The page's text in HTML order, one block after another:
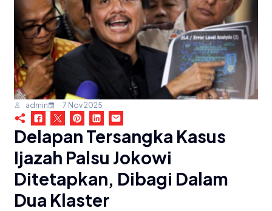
admin 7 Nov 2025
Delapan Tersangka Kasus
Ijazah Palsu Jokowi
Ditetapkan, Dibagi Dalam
Dua Klaster